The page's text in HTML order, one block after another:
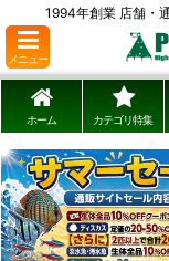
1994年創業 店舗・
メニュー
ホーム カテゴリ特集